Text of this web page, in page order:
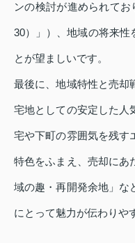
ンの検討が進められて
30）」）、地域の将来性
とが望ましいです。
最後に、地域特性と売却
宅地としての安定した人
宅や下町の雰囲気を残す
特色をふまえ、売却にあ
域の趣・再開発余地」な
にとって魅力が伝わりや